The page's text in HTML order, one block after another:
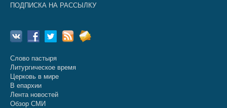
ПОДПИСКА НА РАССЫЛКУ
Слово пастыря
Литургическое время
Церковь в мире
В епархии
Лента новостей
Обзор СМИ